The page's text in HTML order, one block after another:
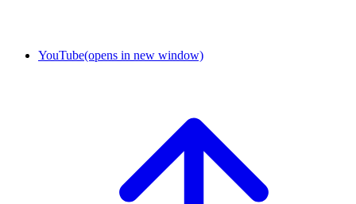
YouTube(opens in new window)